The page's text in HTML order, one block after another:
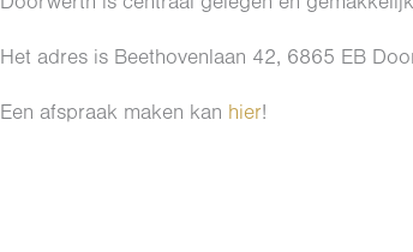
Het adres is Beethovenlaan 42, 6865 EB
Een afspraak maken kan hier!